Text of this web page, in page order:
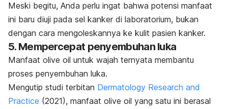
Meski begitu, Anda perlu ingat bahwa potensi manfaat
ini baru diuji pada sel kanker di laboratorium, bukan
dengan cara mengoleskannya ke kulit pasien kanker.
5. Mempercepat penyembuhan luka
Manfaat olive oil untuk wajah ternyata membantu
proses penyembuhan luka.
Mengutip studi terbitan Dermatology Research and
Practice (2021), manfaat olive oil yang satu ini berasal